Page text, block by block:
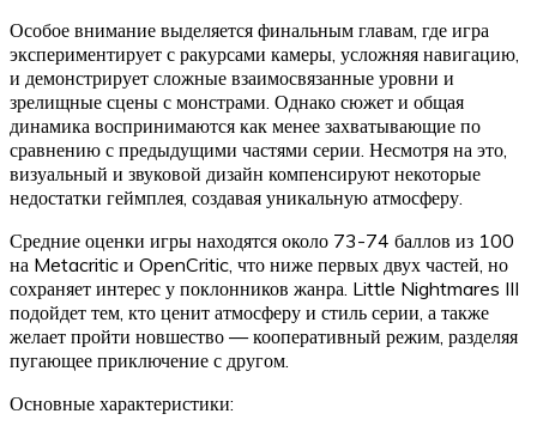
Особое внимание выделяется финальным главам, где игра
экспериментирует с ракурсами камеры, усложняя навигацию,
и демонстрирует сложные взаимосвязанные уровни и
зрелищные сцены с монстрами. Однако сюжет и общая
динамика воспринимаются как менее захватывающие по
сравнению с предыдущими частями серии. Несмотря на это,
визуальный и звуковой дизайн компенсируют некоторые
недостатки геймплея, создавая уникальную атмосферу.
Средние оценки игры находятся около 73-74 баллов из 100
на Metacritic и OpenCritic, что ниже первых двух частей, но
сохраняет интерес у поклонников жанра. Little Nightmares III
подойдет тем, кто ценит атмосферу и стиль серии, а также
желает пройти новшество — кооперативный режим, разделяя
пугающее приключение с другом.
Основные характеристики: